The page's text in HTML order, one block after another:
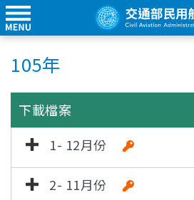
105年
下載檔案
1- 12月份
2- 11月份